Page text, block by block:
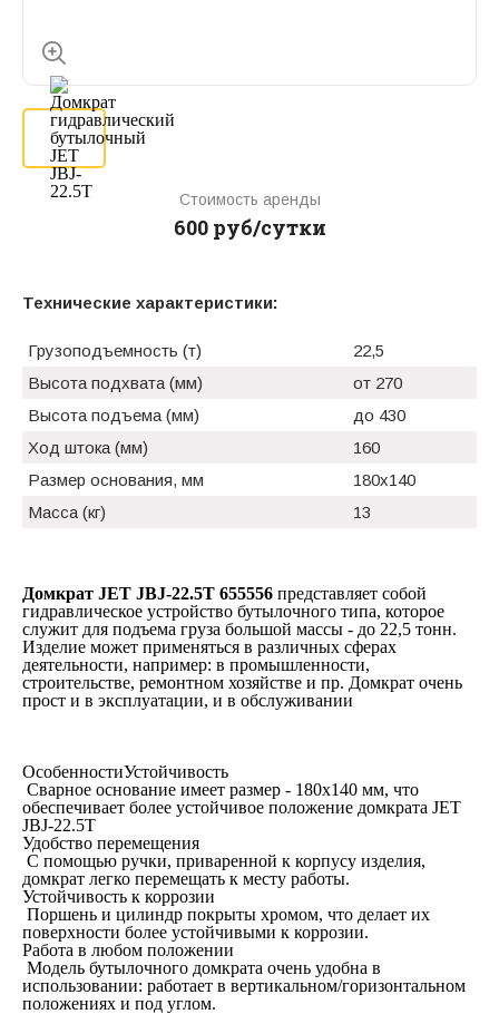
Стоимость аренды
600 руб/сутки
Технические характеристики:
Грузоподъемность (т)
22,5
Высота подхвата (мм)
от 270
Высота подъема (мм)
до 430
Ход штока (мм)
160
Размер основания, мм
180x140
Масса (кг)
13
Домкрат JET JBJ-22.5T 655556 представляет собой
гидравлическое устройство бутылочного типа, которое
служит для подъема груза большой массы - до 22,5 тонн.
Изделие может применяться в различных сферах
деятельности, например: в промышленности,
строительстве, ремонтном хозяйстве и пр. Домкрат очень
прост и в эксплуатации, и в обслуживании
ОсобенностиУстойчивость
Сварное основание имеет размер - 180х140 мм, что
обеспечивает более устойчивое положение домкрата JET
JBJ-22.5T
Удобство перемещения
С помощью ручки, приваренной к корпусу изделия,
домкрат легко перемещать к месту работы.
Устойчивость к коррозии
Поршень и цилиндр покрыты хромом, что делает их
поверхности более устойчивыми к коррозии.
Работа в любом положении
Модель бутылочного домкрата очень удобна в
использовании: работает в вертикальном/горизонтальном
положениях и под углом.